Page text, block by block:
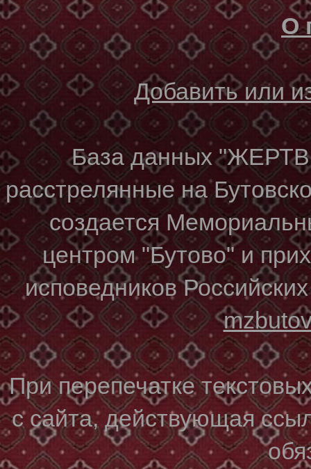
О
Добавить или
База данных
расстрелянные на
создается
центром "Бутово" и
исповедников
При перепечатке
с сайта, действующая